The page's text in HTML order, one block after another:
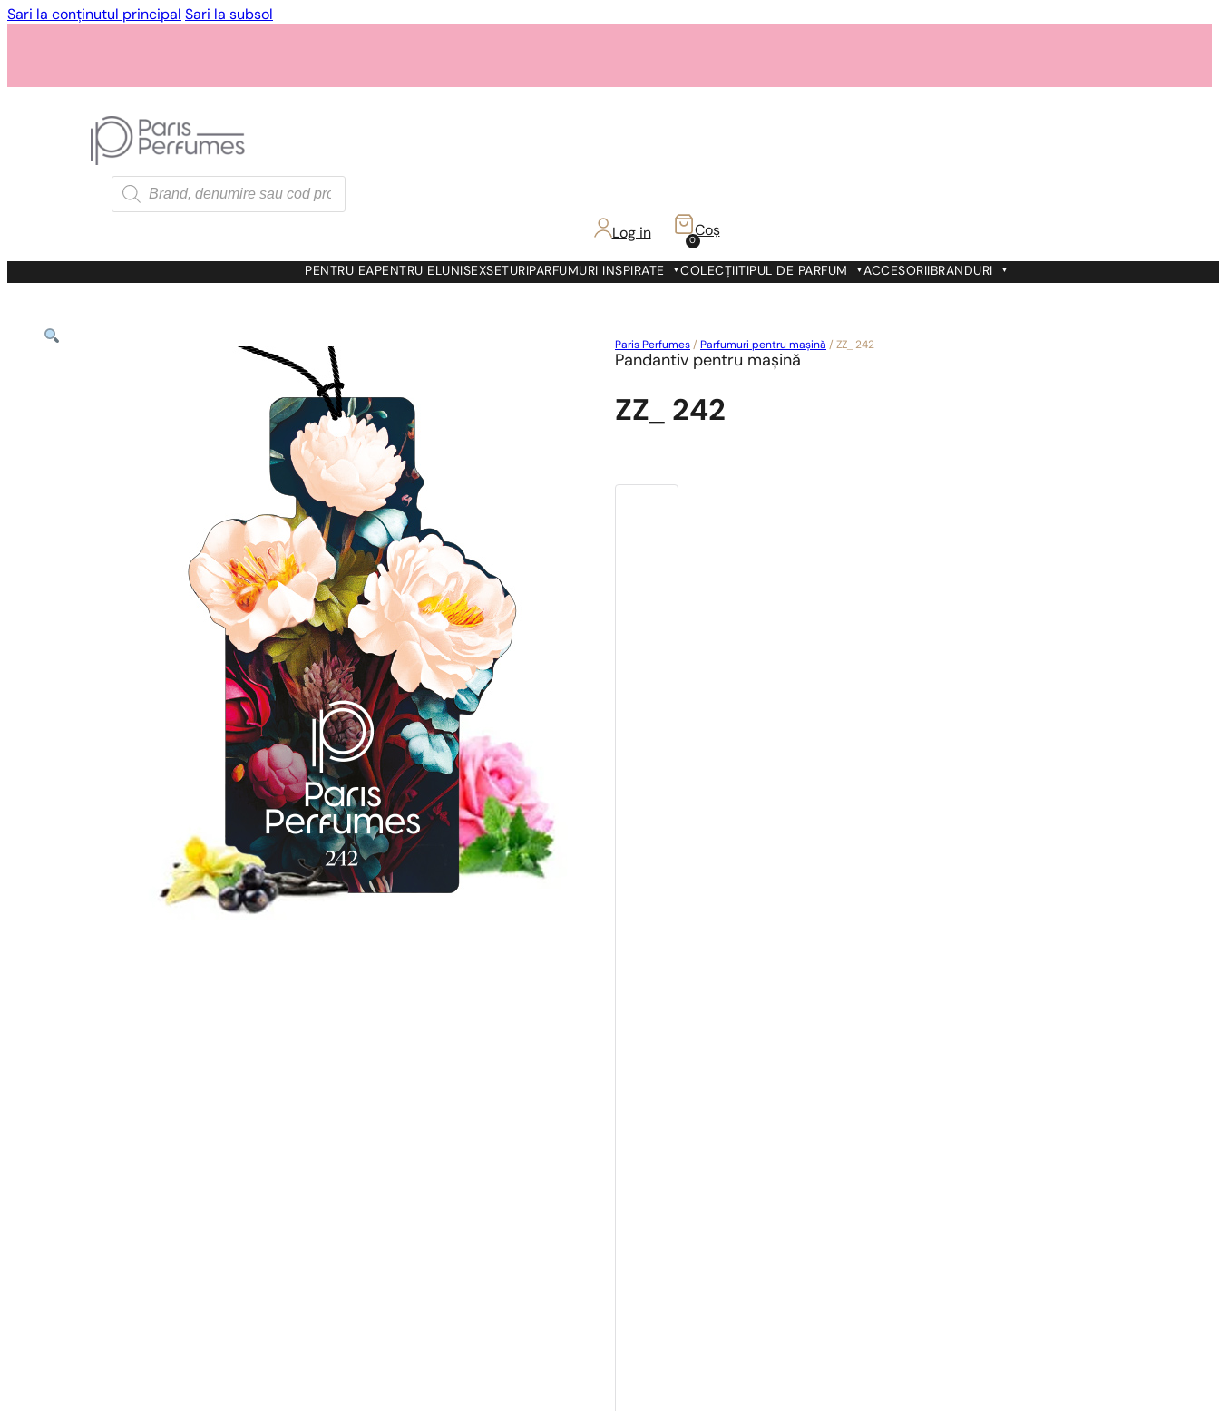
Sari la conținutul principal Sari la subsol
Products
search
Log in 0
Coș
PENTRU EAPENTRU ELUNISEXSETURIPARFUMURI INSPIRATE COLECȚIITIPUL DE PARFUM ACCESORIIBRANDURI
Paris Perfumes / Parfumuri pentru mașină / ZZ_ 242
Pandantiv pentru mașină
ZZ_ 242